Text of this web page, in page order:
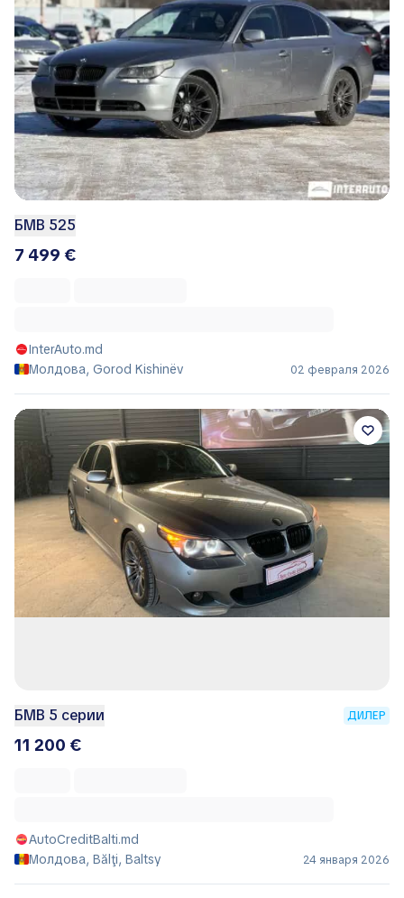
БМВ 525
7 499 €
InterAuto.md
Молдова, Gorod Kishinëv
02 февраля 2026
БМВ 5 серии ДИЛЕР
11 200 €
AutoCreditBalti.md
Молдова, Bălţi, Baltsy
24 января 2026